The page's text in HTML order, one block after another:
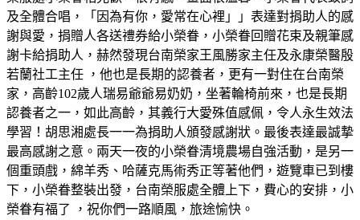
及全體合唱，「因為有你，愛常在心裡」」表達對捐助人的感
謝與愛，捐贈人各送禮券給小榮眷，小榮眷回贈花束及親筆感
謝卡給捐助人，赫然發現台南榮家王風勝家主任及永康榮醫殷
若蘭社工主任 ，他也是長期的認養者，更有一對住在台南榮
家，高齡102歲人瑞易爺爺易奶奶，坐著輪椅前來，也是長期
認養者之一，如此高齡，其義行大愛殊值感佩，令人永生效法
學習！胡思湘處長一一為捐助人頒發感謝狀。最後表達最誠摯
最高感謝之意。兩天一夜的小榮眷清境農場自強活動，是另一
個重頭戲，綿羊秀、哈薩克馬術秀正等著他們，遊覽車已到樓
下，小榮眷整裝出發，台南榮服處全體上下，費心的安排，小
榮眷有福了 ，祝你們一路順風，旅途愉快。